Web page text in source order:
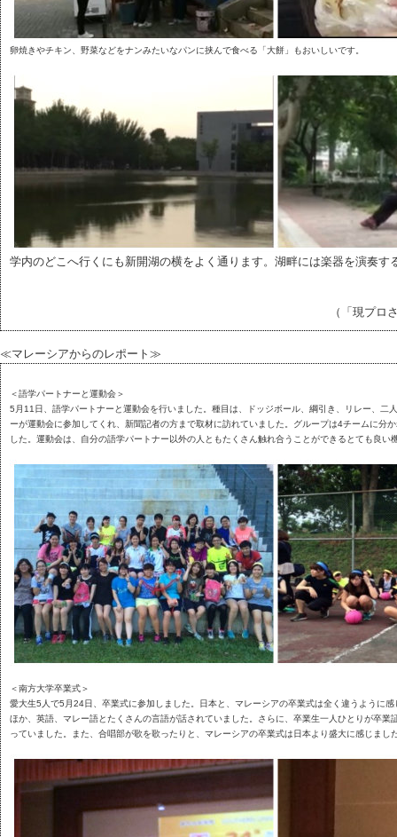
卵焼きやチキン、野菜などをナンみたいなパンに挟んで食べる「大餅」もおいしいです。
学内のどこへ行くにも新開湖の横をよく通ります。湖畔には楽器を演奏す
（「現プロ
≪マレーシアからのレポート≫
＜語学パートナーと運動会＞
5月11日、語学パートナーと運動会を行いました。種目は、ドッジボール、綱引き、リレー、二
ーが運動会に参加してくれ、新聞記者の方まで取材に訪れていました。グループは4チームに分
した。運動会は、自分の語学パートナー以外の人ともたくさん触れ合うことができるとても良い
＜南方大学卒業式＞
愛大生5人で5月24日、卒業式に参加しました。日本と、マレーシアの卒業式は全く違うように
ほか、英語、マレー語とたくさんの言語が話されていました。さらに、卒業生一人ひとりが卒業
っていました。また、合唱部が歌を歌ったりと、マレーシアの卒業式は日本より盛大に感じまし